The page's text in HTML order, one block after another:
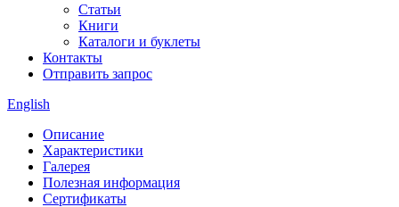
Статьи
Книги
Каталоги и буклеты
Контакты
Отправить запрос
English
Описание
Характеристики
Галерея
Полезная информация
Сертификаты